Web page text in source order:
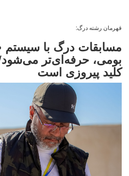
قهرمان رشته درگ:
مسابقات درگ با سیستم
بومی، حرفه‌ای‌تر می‌شود/
کلید پیروزی است